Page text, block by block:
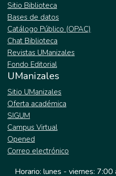
Sitio Biblioteca
Bases de datos
Catálogo Público (OPAC)
Chat Biblioteca
Revistas UManizales
Fondo Editorial
UManizales
Sitio UManizales
Oferta académica
SIGUM
Campus Virtual
Opened
Correo electrónico
Horario: lunes - viernes: